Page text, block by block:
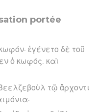
portée
ἐγένετο δὲ τοῦ
ὁ κωφός. καὶ
τῷ ἄρχοντι